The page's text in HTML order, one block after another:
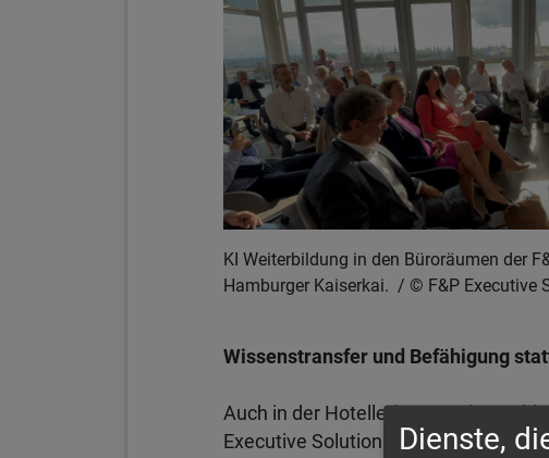
KI Weiterbildung in den Büroräumen der
Hamburger Kaiserkai.
F&P Executive
Wissenstransfer und Befähigung
Auch in der Hotellerie entsteht
Executive Solutions AG besonders.
Dienste,